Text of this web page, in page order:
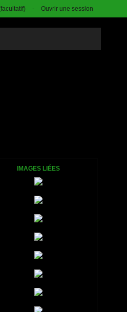
- Ouvrir une session
IMAGES LIÉES